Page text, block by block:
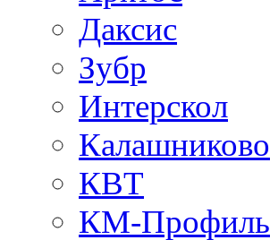
Даксис
Зубр
Интерскол
Калашниково
КВТ
КМ-Профиль